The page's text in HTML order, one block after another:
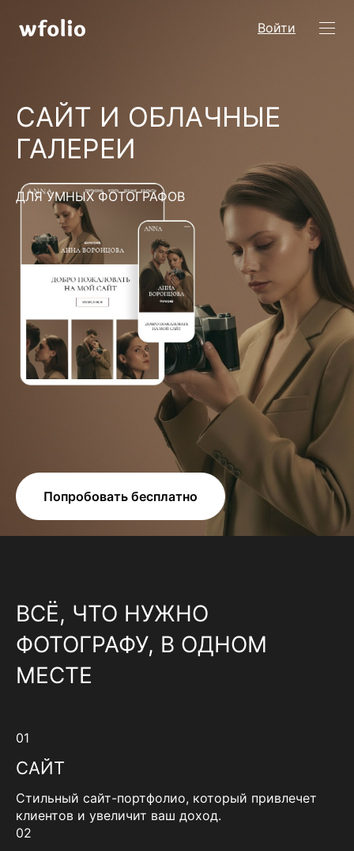
Войти
САЙТ И ОБЛАЧНЫЕ
ГАЛЕРЕИ
ДЛЯ УМНЫХ ФОТОГРАФОВ
Попробовать бесплатно
ВСЁ, ЧТО НУЖНО
ФОТОГРАФУ, В ОДНОМ
МЕСТЕ
01
САЙТ
Стильный сайт-портфолио, который привлечет
клиентов и увеличит ваш доход.
02